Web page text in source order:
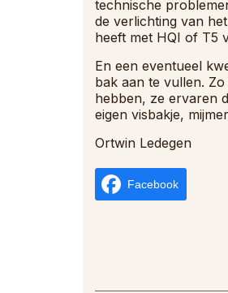
technische
de verlichting van
heeft met HQI of T5
En een eventueel
bak aan te vullen.
hebben, ze ervaren
eigen visbakje,
Ortwin Ledegen
Facebook